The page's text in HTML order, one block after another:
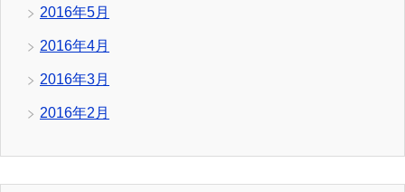
2016年5月
2016年4月
2016年3月
2016年2月